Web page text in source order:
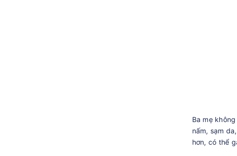
Ba mẹ
nấm, sạm
hơn, có thể